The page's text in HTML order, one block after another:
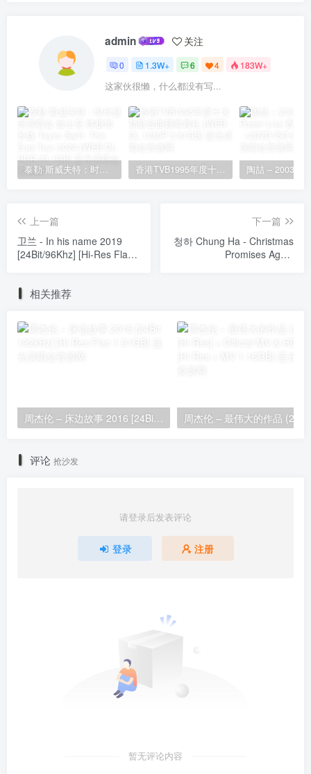
admin 关注
0 1.3W+ 6 4 183W+
这家伙很懒，什么都没有写...
泰勒·斯威夫特：时代巡回演唱会 迪士尼·终极加长版 Taylor Swift: The Eras Tour 2024 [WEB-DL HDR 23.1GB] 香港TVB1995年度十大劲歌金曲颁奖典礼 [WEB-DL 1080P 3.81GB]
上一篇
卫兰 - In his name 2019
[24Bit/96Khz] [Hi-Res Flac
下一篇
청하 Chung Ha - Christmas
Promises Again
相关推荐
周杰伦 – 床边故事 2016 [24Bit 192kHz] [Hi-Res Flac 1.61GB]
评论 抢沙发
请登录后发表评论
登录 注册
暂无评论内容